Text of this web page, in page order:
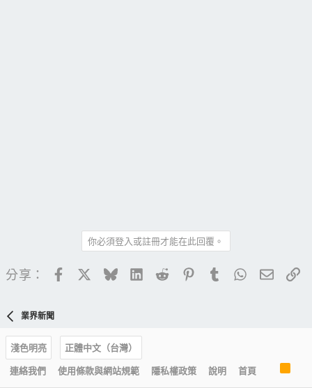
你必須登入或註冊才能在此回覆。
分享： FacebookBlueskyLinkedIn
Reddit PinterestTumblrWhatsApp
電子
業界新聞
淺色明亮
正體中文（台灣）
連絡我們
使用條款與網站規範 隱私權政策 說明 首頁